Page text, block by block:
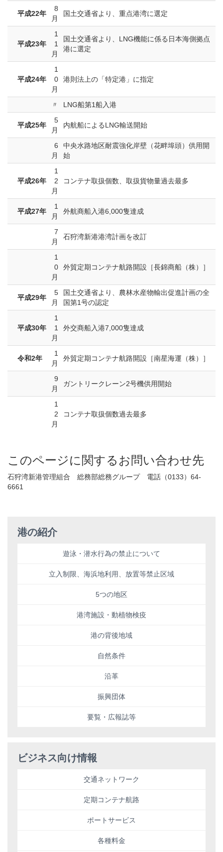
平成22年
8
月
国土交通省より、重点港湾に選定
平成23年
1
1
月
国土交通省より、LNG機能に係る日本海側拠点
港に選定
平成24年
1
0
月
港則法上の「特定港」に指定
〃 LNG船第1船入港
平成25年
5
月
内航船によるLNG輸送開始
6
月
中央水路地区耐震強化岸壁（花畔埠頭）供用開
始
平成26年
1
2
月
コンテナ取扱個数、取扱貨物量過去最多
平成27年
1
月
外航商船入港6,000隻達成
7
月
石狩湾新港港湾計画を改訂
1
0
月
外貿定期コンテナ航路開設［長錦商船（株）］
平成29年
5
月
国土交通省より、農林水産物輸出促進計画の全
国第1号の認定
平成30年
1
1
月
外交商船入港7,000隻達成
令和2年
1
月
外貿定期コンテナ航路開設［南星海運（株）］
9
月
ガントリークレーン2号機供用開始
1
2
月
コンテナ取扱個数過去最多
このページに関するお問い合わせ先
石狩湾新港管理組合 総務部総務グループ 電話（0133）64-
6661
港の紹介
遊泳・潜水行為の禁止について
立入制限、海浜地利用、放置等禁止区域
5つの地区
港湾施設・動植物検疫
港の背後地域
自然条件
沿革
振興団体
要覧・広報誌等
ビジネス向け情報
交通ネットワーク
定期コンテナ航路
ポートサービス
各種料金